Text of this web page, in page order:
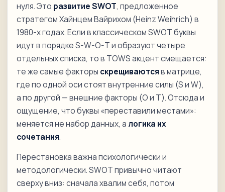
нуля. Это развитие SWOT, предложенное
стратегом Хайнцем Вайрихом (Heinz Weihrich) в
1980-х годах. Если в классическом SWOT буквы
идут в порядке S-W-O-T и образуют четыре
отдельных списка, то в TOWS акцент смещается:
те же самые факторы скрещиваютсяв матрице,
где по одной оси стоят внутренние силы (S и W),
а по другой — внешние факторы (O и T). Отсюда и
ощущение, что буквы «переставили местами»:
меняется не набор данных, а логика их
сочетания.
Перестановка важна психологически и
методологически. SWOT привычно читают
сверху вниз: сначала хвалим себя, потом